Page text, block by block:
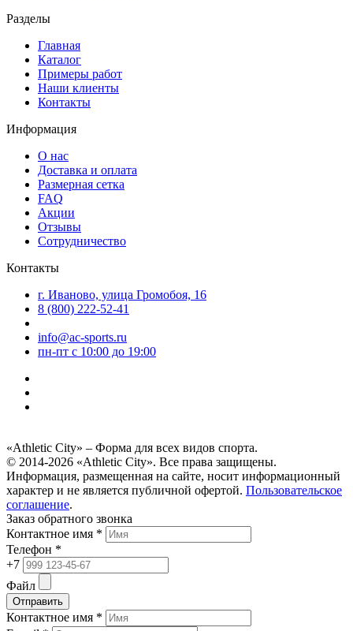
Разделы
Главная
Каталог
Примеры работ
Наши клиенты
Контакты
Информация
О нас
Доставка и оплата
Размерная сетка
FAQ
Акции
Отзывы
Сотрудничество
Контакты
г. Иваново, улица Громобоя, 16
8 (800) 222-52-41
info@ac-sports.ru
пн-пт c 10:00 до 19:00
«Athletic City» – Форма для всех видов спорта.
© 2014-2026 «Athletic City». Все права защищены.
Информация, размещенная на сайте, носит информационный
характер и не является публичной офертой. Пользовательское
соглашение.
Заказ обратного звонка
Контактное имя *
Телефон *
+7
Файл
Отправить
Контактное имя *